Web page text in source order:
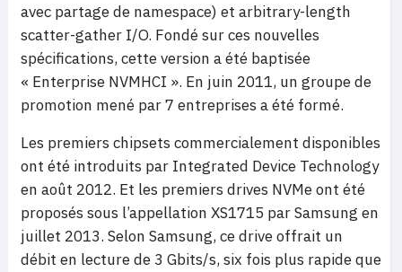
avec partage de namespace) et arbitrary-length
scatter-gather I/O. Fondé sur ces nouvelles
spécifications, cette version a été baptisée
« Enterprise NVMHCI ». En juin 2011, un groupe de
promotion mené par 7 entreprises a été formé.
Les premiers chipsets commercialement disponibles
ont été introduits par Integrated Device Technology
en août 2012. Et les premiers drives NVMe ont été
proposés sous l’appellation XS1715 par Samsung en
juillet 2013. Selon Samsung, ce drive offrait un
débit en lecture de 3 Gbits/s, six fois plus rapide que